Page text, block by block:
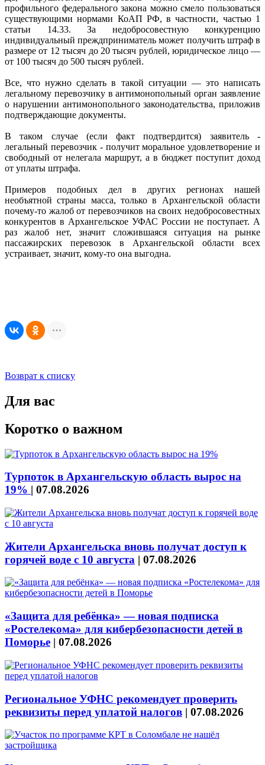
профильного федерального закона можно смело пользоваться
существующими нормами КоАП РФ, в частности, частью 1
статьи 14.33. За недобросовестную конкуренцию
индивидуальный преждприниматель может получить штраф в
размере от 12 тысяч до 20 тысяч рублей, юридическое лицо —
от 100 тысяч до 500 тысяч рублей.
Все, что нужно сделать в такой ситуации — это написать
легальному перевозчику в антимонопольный орган заявление
о нарушении антимонопольного законодательства, приложив
подтверждающие документы.
В таком случае (если факт подтвердится) заявитель -
легальный перевозчик - получит моральное удовлетворение и
свободный от нелегала маршрут, а в бюджет поступит доход
от уплаты штрафа.
Примеров подобных дел в других регионах нашей
необъятной страны масса, только в Архангельской области
почему-то жалоб от перевозчиков на своих недобросовестных
конкурентов в Архангельское УФАС России не поступает. А
раз жалоб нет, значит сложившаяся ситуация на рынке
пассажирских перевозок в Архангельской области всех
устраивает, значит, кому-то она выгодна.
Возврат к списку
Для вас
Коротко о важном
Турпоток в Архангельскую область вырос на
19% | 07.08.2026
Жители Архангельска вновь получат доступ к
горячей воде с 10 августа | 07.08.2026
«Защита для ребёнка» — новая подписка
«Ростелекома» для кибербезопасности детей в
Поморье | 07.08.2026
Региональное УФНС рекомендует проверить
реквизиты перед уплатой налогов | 07.08.2026